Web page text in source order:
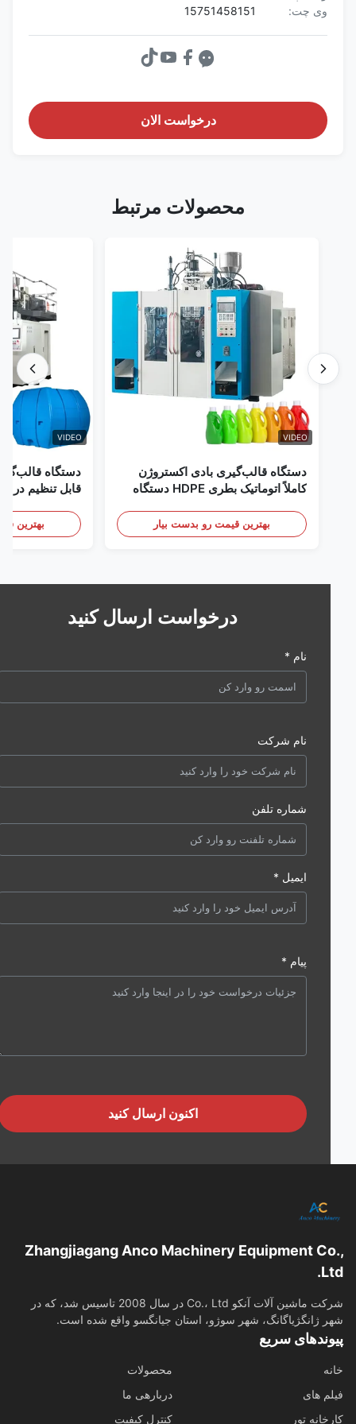
وی چت:
15751458151
درخواست الان
محصولات مرتبط
VIDEO
دستگاه قالب‌گیری بادی اکستروژن
کاملاً اتوماتیک بطری HDPE دستگاه
بهترین قیمت رو بدست بیار
VIDEO
دستگاه قالب‌گیری
بهترین قیمت
درخواست ارسال کنید
نام شرکت
شماره تلفن
ایمیل *
اکنون ارسال کنید
Zhangjiagang Anco Machinery Equipment
شرکت ماشین آلات آنکو Co.، Ltd در سال 2008 تاسیس شد، که در
ژانگژیاگانگ، شهر سوژو، استان جیانگسو واقع شده است.
سریع
محصولات
های
دربارهی ما
تور
کنترل کیفیت